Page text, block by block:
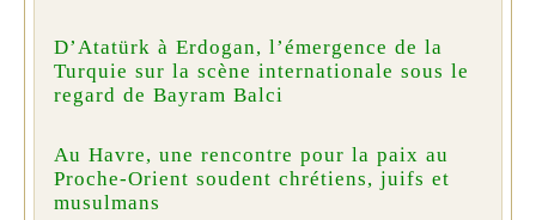
D’Atatürk à Erdogan, l’émergence de la
Turquie sur la scène internationale sous le
regard de Bayram Balci
Au Havre, une rencontre pour la paix au
Proche-Orient soudent chrétiens, juifs et
musulmans